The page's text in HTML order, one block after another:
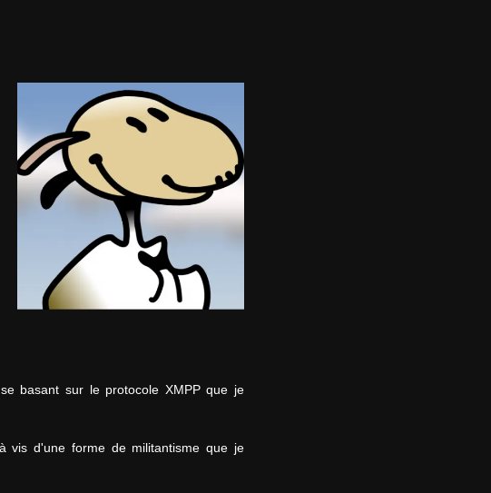
basant sur le protocole XMPP que je
vis d'une forme de militantisme que je